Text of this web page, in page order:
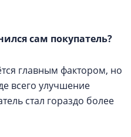
сам покупатель?
главным фактором, но
всего улучшение
стал гораздо более